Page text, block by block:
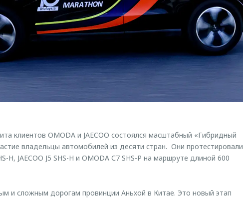
клиентов OMODA и JAECOO состоялся масштабный «Гибридный
владельцы автомобилей из десяти стран. Они протестировали
H, JAECOO J5 SHS-H и OMODA С7 SHS-P на маршруте длиной 600
и сложным дорогам провинции Аньхой в Китае. Это новый этап